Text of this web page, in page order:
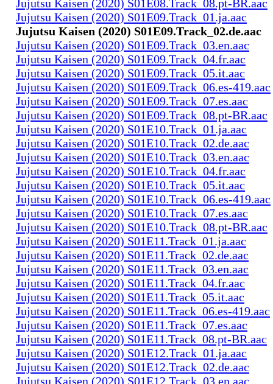
Jujutsu Kaisen (2020) S01E08.Track_08.pt-BR.aac
Jujutsu Kaisen (2020) S01E09.Track_01.ja.aac
Jujutsu Kaisen (2020) S01E09.Track_02.de.aac
Jujutsu Kaisen (2020) S01E09.Track_03.en.aac
Jujutsu Kaisen (2020) S01E09.Track_04.fr.aac
Jujutsu Kaisen (2020) S01E09.Track_05.it.aac
Jujutsu Kaisen (2020) S01E09.Track_06.es-419.aac
Jujutsu Kaisen (2020) S01E09.Track_07.es.aac
Jujutsu Kaisen (2020) S01E09.Track_08.pt-BR.aac
Jujutsu Kaisen (2020) S01E10.Track_01.ja.aac
Jujutsu Kaisen (2020) S01E10.Track_02.de.aac
Jujutsu Kaisen (2020) S01E10.Track_03.en.aac
Jujutsu Kaisen (2020) S01E10.Track_04.fr.aac
Jujutsu Kaisen (2020) S01E10.Track_05.it.aac
Jujutsu Kaisen (2020) S01E10.Track_06.es-419.aac
Jujutsu Kaisen (2020) S01E10.Track_07.es.aac
Jujutsu Kaisen (2020) S01E10.Track_08.pt-BR.aac
Jujutsu Kaisen (2020) S01E11.Track_01.ja.aac
Jujutsu Kaisen (2020) S01E11.Track_02.de.aac
Jujutsu Kaisen (2020) S01E11.Track_03.en.aac
Jujutsu Kaisen (2020) S01E11.Track_04.fr.aac
Jujutsu Kaisen (2020) S01E11.Track_05.it.aac
Jujutsu Kaisen (2020) S01E11.Track_06.es-419.aac
Jujutsu Kaisen (2020) S01E11.Track_07.es.aac
Jujutsu Kaisen (2020) S01E11.Track_08.pt-BR.aac
Jujutsu Kaisen (2020) S01E12.Track_01.ja.aac
Jujutsu Kaisen (2020) S01E12.Track_02.de.aac
Jujutsu Kaisen (2020) S01E12.Track_03.en.aac